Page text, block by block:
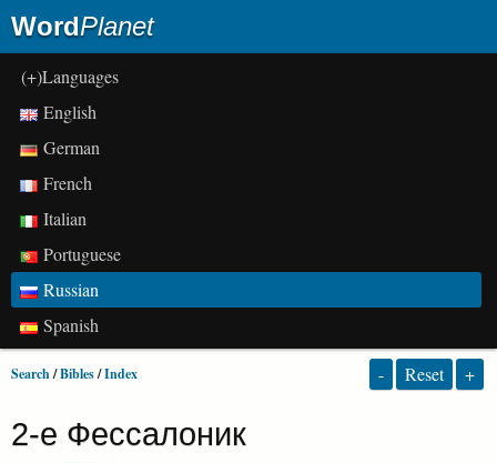
WordPlanet
(+)Languages
English
German
French
Italian
Portuguese
Russian
Spanish
Search/Bibles/Index - Reset +
2-е Фессалоник